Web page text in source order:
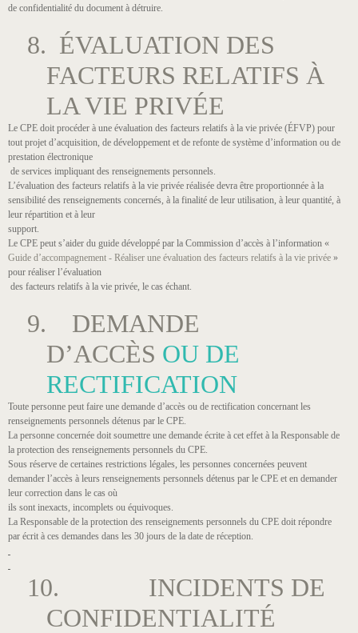
de confidentialité du document à détruire.
8. ÉVALUATION DES
FACTEURS RELATIFS À
LA VIE PRIVÉE
Le CPE doit procéder à une évaluation des facteurs relatifs à la vie privée (ÉFVP) pour
tout projet d’acquisition, de développement et de refonte de système d’information ou de
prestation électronique
de services impliquant des renseignements personnels.
L’évaluation des facteurs relatifs à la vie privée réalisée devra être proportionnée à la
sensibilité des renseignements concernés, à la finalité de leur utilisation, à leur quantité, à
leur répartition et à leur
support.
Le CPE peut s’aider du guide développé par la Commission d’accès à l’information «
Guide d’accompagnement - Réaliser une évaluation des facteurs relatifs à la vie privée »
pour réaliser l’évaluation
des facteurs relatifs à la vie privée, le cas échant.
9. DEMANDE
D’ACCÈS OU DE
RECTIFICATION
Toute personne peut faire une demande d’accès ou de rectification concernant les
renseignements personnels détenus par le CPE.
La personne concernée doit soumettre une demande écrite à cet effet à la Responsable de
la protection des renseignements personnels du CPE.
Sous réserve de certaines restrictions légales, les personnes concernées peuvent
demander l’accès à leurs renseignements personnels détenus par le CPE et en demander
leur correction dans le cas où
ils sont inexacts, incomplets ou équivoques.
La Responsable de la protection des renseignements personnels du CPE doit répondre
par écrit à ces demandes dans les 30 jours de la date de réception.
10. INCIDENTS DE
CONFIDENTIALITÉ